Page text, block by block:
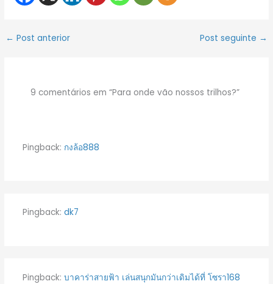
← Post anterior Post seguinte →
9 comentários em “Para onde vão nossos trilhos?”
Pingback: กงล้อ888
Pingback: dk7
Pingback: บาคาร่าสายฟ้า เล่นสนุกมันกว่าเดิมได้ที่ โซรา168